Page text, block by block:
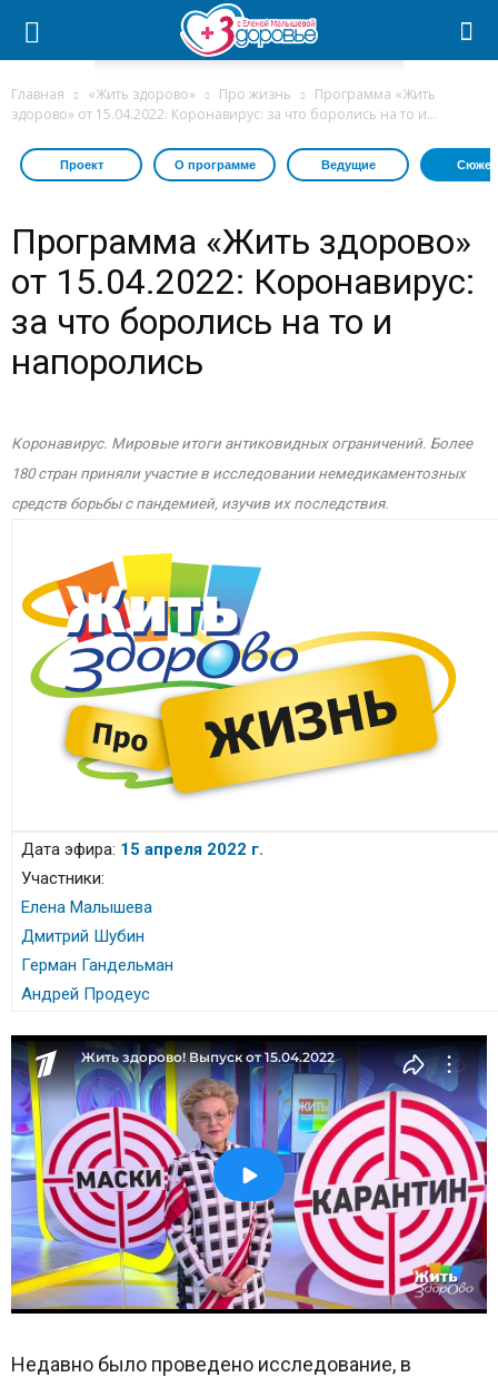
Главная «Жить здорово» Про жизнь
Программа «Жить
здорово» от 15.04.2022: Коронавирус: за что боролись на то и...
Проект О программе Ведущие
Программа «Жить здорово»
от 15.04.2022: Коронавирус:
за что боролись на то и
напоролись
Коронавирус. Мировые итоги антиковидных ограничений. Более
180 стран приняли участие в исследовании немедикаментозных
средств борьбы с пандемией, изучив их последствия.
Дата эфира: 15 апреля 2022 г.
Участники:
Елена Малышева
Дмитрий Шубин
Герман Гандельман
Андрей Продеус
Недавно было проведено исследование, в